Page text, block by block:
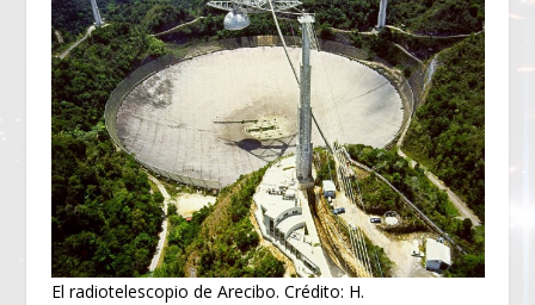
El radiotelescopio de Arecibo. Crédito: H.